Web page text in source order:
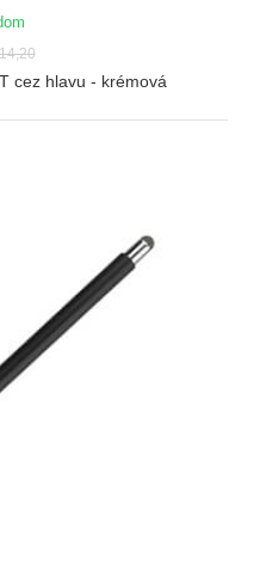
cez hlavu - krémová